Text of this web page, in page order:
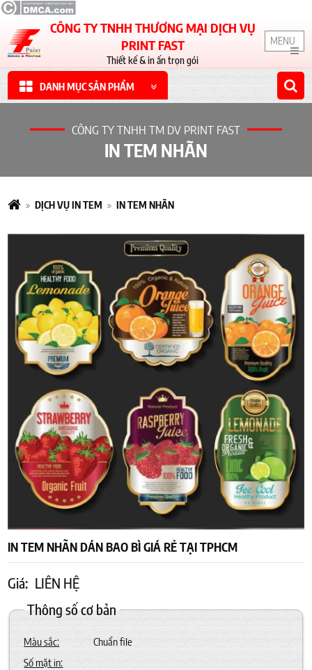
CÔNG TY TNHH THƯƠNG MẠI DỊCH VỤ
PRINT FAST
Thiết kế & in ấn trọn gói
MENU
DANH MỤC SẢN PHẨM
CÔNG TY TNHH TM DV PRINT FAST
IN TEM NHÃN
DỊCH VỤ IN TEM IN TEM NHÃN
IN TEM NHÃN DÁN BAO BÌ GIÁ RẺ TẠI TPHCM
Giá: LIÊN HỆ
Thông số cơ bản
Màu sắc:
Chuẩn file
Số mặt in: